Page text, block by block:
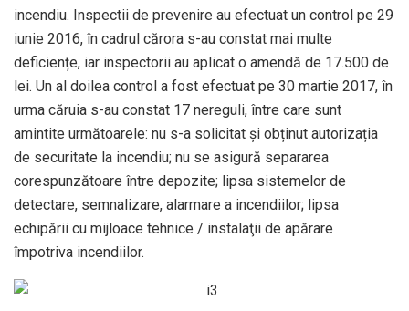
incendiu. Inspectii de prevenire au efectuat un control pe 29
iunie 2016, în cadrul cărora s-au constat mai multe
deficiențe, iar inspectorii au aplicat o amendă de 17.500 de
lei. Un al doilea control a fost efectuat pe 30 martie 2017, în
urma căruia s-au constat 17 nereguli, între care sunt
amintite următoarele: nu s-a solicitat și obținut autorizația
de securitate la incendiu; nu se asigură separarea
corespunzătoare între depozite; lipsa sistemelor de
detectare, semnalizare, alarmare a incendiilor; lipsa
echipării cu mijloace tehnice / instalaţii de apărare
împotriva incendiilor.